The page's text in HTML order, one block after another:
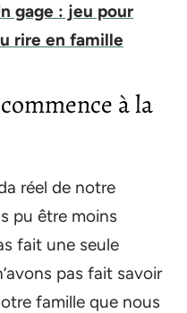
gage : jeu pour
rire en famille
à la
réel de notre
pu être moins
fait une seule
pas fait savoir
famille que nous